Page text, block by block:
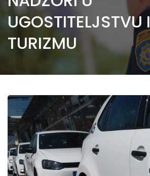
UGOSTITELJSTVU I
TURIZMU